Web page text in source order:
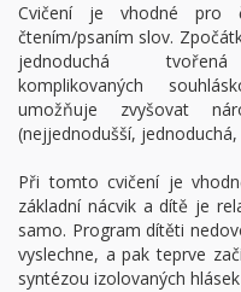
Cvičení je vhodné pro
čtením/psaním slov.
jednoduchá tvořená
komplikovaných
umožňuje zvyšovat
(nejjednodušší,
Při tomto cvičení je
základní nácvik a dítě je
samo. Program dítěti
vyslechne, a pak teprve
syntézou izolovaných